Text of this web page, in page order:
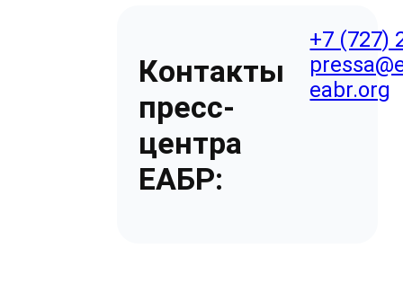
Контакты
пресс-
центра
ЕАБР:
+7 (727)
eabr.org